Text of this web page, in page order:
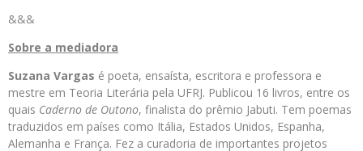
&&&
Sobre a mediadora
Suzana Vargas é poeta, ensaísta, escritora e professora e
mestre em Teoria Literária pela UFRJ. Publicou 16 livros, entre os
quais Caderno de Outono, finalista do prêmio Jabuti. Tem poemas
traduzidos em países como Itália, Estados Unidos, Espanha,
Alemanha e França. Fez a curadoria de importantes projetos